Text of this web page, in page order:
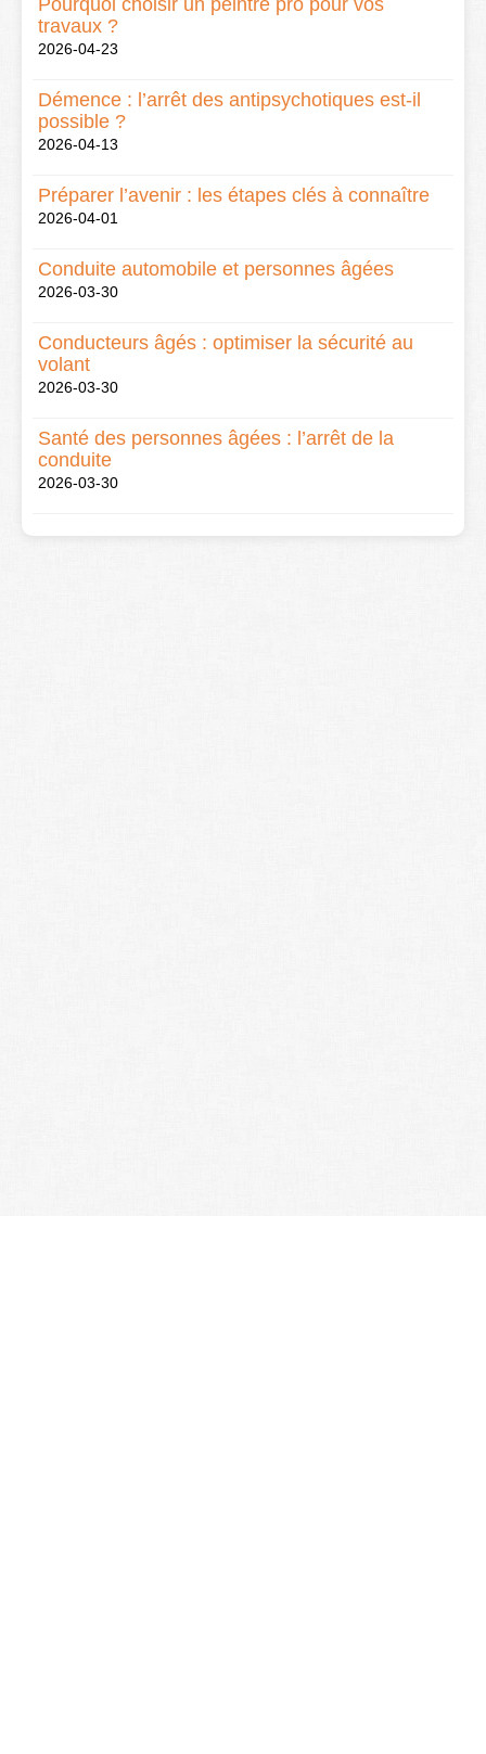
Pourquoi choisir un peintre pro pour vos
travaux ?
2026-04-23
Démence : l’arrêt des antipsychotiques est-il
possible ?
2026-04-13
Préparer l’avenir : les étapes clés à connaître
2026-04-01
Conduite automobile et personnes âgées
2026-03-30
Conducteurs âgés : optimiser la sécurité au
volant
2026-03-30
Santé des personnes âgées : l’arrêt de la
conduite
2026-03-30